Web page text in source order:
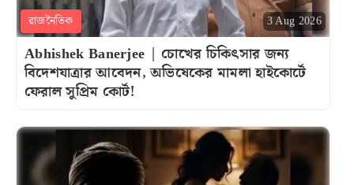
রাজনৈতিক 3 Aug 2026
Abhishek Banerjee | চোখের চিকিৎসার জন্য
বিদেশযাত্রার আবেদন, অভিষেকের মামলা হাইকোর্টে
ফেরাল সুপ্রিম কোর্ট!